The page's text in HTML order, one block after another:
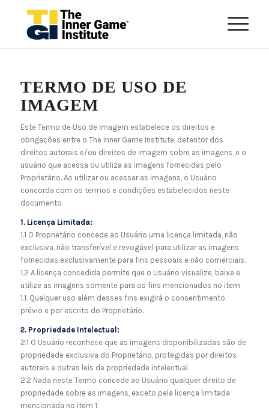
TERMO DE USO DE
IMAGEM
Este Termo de Uso de Imagem estabelece os direitos e
obrigações entre o The Inner Game Institute, detentor dos
direitos autorais e/ou direitos de imagem sobre as imagens, e o
usuário que acessa ou utiliza as imagens fornecidas pelo
Proprietário. Ao utilizar ou acessar as imagens, o Usuário
concorda com os termos e condições estabelecidos neste
documento.
1. Licença Limitada:
1.1 O Proprietário concede ao Usuário uma licença limitada, não
exclusiva, não transferível e revogável para utilizar as imagens
fornecidas exclusivamente para fins pessoais e não comerciais.
1.2 A licença concedida permite que o Usuário visualize, baixe e
utilize as imagens somente para os fins mencionados no item
1.1. Qualquer uso além desses fins exigirá o consentimento
prévio e por escrito do Proprietário.
2. Propriedade Intelectual:
2.1 O Usuário reconhece que as imagens disponibilizadas são de
propriedade exclusiva do Proprietário, protegidas por direitos
autorais e outras leis de propriedade intelectual.
2.2 Nada neste Termo concede ao Usuário qualquer direito de
propriedade sobre as imagens, exceto pela licença limitada
mencionada no item 1.